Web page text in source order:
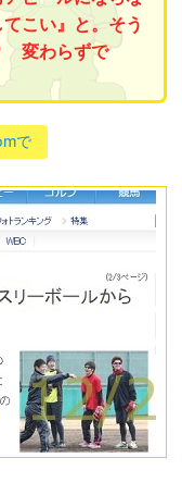
こい』と。そう
変わらずで
で